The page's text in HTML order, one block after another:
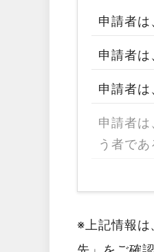
申請者は
申請者は
申請者
申請者
う者であ
※上記情報は